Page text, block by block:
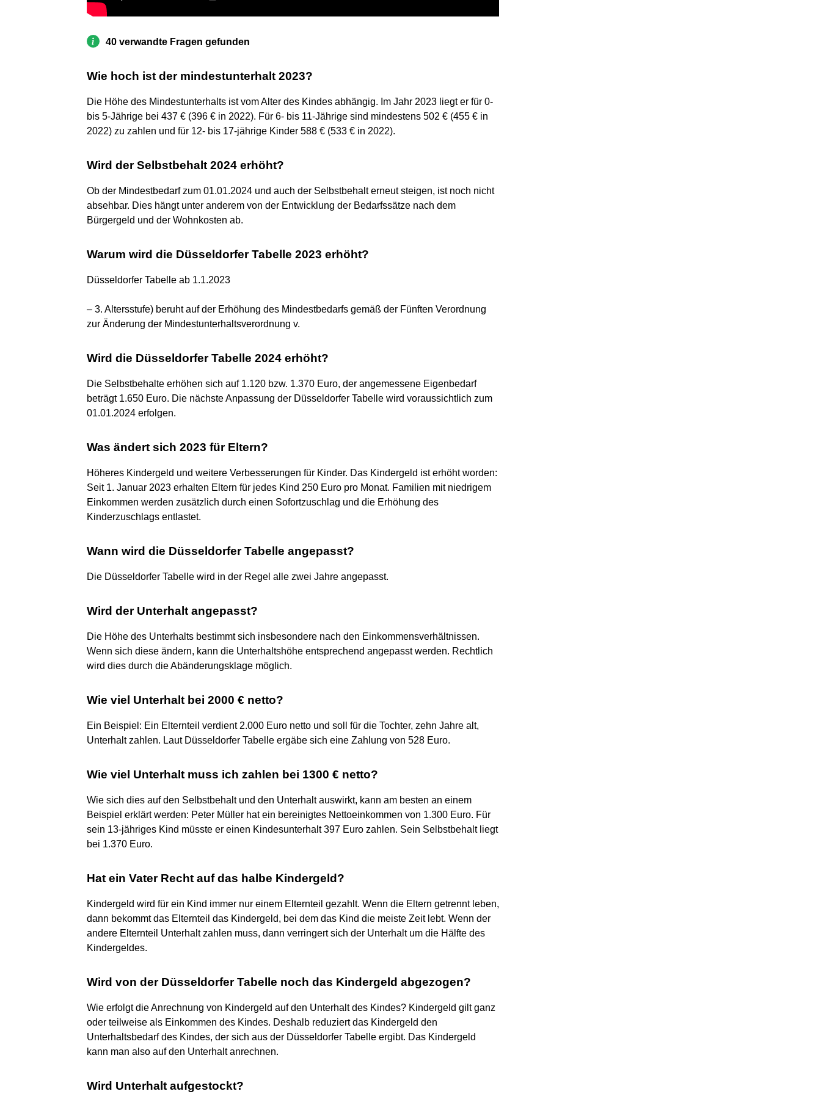
40 verwandte Fragen gefunden
Wie hoch ist der mindestunterhalt 2023?
Die Höhe des Mindestunterhalts ist vom Alter des Kindes abhängig. Im Jahr 2023 liegt er für 0-
bis 5-Jährige bei 437 € (396 € in 2022). Für 6- bis 11-Jährige sind mindestens 502 € (455 € in
2022) zu zahlen und für 12- bis 17-jährige Kinder 588 € (533 € in 2022).
Wird der Selbstbehalt 2024 erhöht?
Ob der Mindestbedarf zum 01.01.2024 und auch der Selbstbehalt erneut steigen, ist noch nicht
absehbar. Dies hängt unter anderem von der Entwicklung der Bedarfssätze nach dem
Bürgergeld und der Wohnkosten ab.
Warum wird die Düsseldorfer Tabelle 2023 erhöht?
Düsseldorfer Tabelle ab 1.1.2023
– 3. Altersstufe) beruht auf der Erhöhung des Mindestbedarfs gemäß der Fünften Verordnung
zur Änderung der Mindestunterhaltsverordnung v.
Wird die Düsseldorfer Tabelle 2024 erhöht?
Die Selbstbehalte erhöhen sich auf 1.120 bzw. 1.370 Euro, der angemessene Eigenbedarf
beträgt 1.650 Euro. Die nächste Anpassung der Düsseldorfer Tabelle wird voraussichtlich zum
01.01.2024 erfolgen.
Was ändert sich 2023 für Eltern?
Höheres Kindergeld und weitere Verbesserungen für Kinder. Das Kindergeld ist erhöht worden:
Seit 1. Januar 2023 erhalten Eltern für jedes Kind 250 Euro pro Monat. Familien mit niedrigem
Einkommen werden zusätzlich durch einen Sofortzuschlag und die Erhöhung des
Kinderzuschlags entlastet.
Wann wird die Düsseldorfer Tabelle angepasst?
Die Düsseldorfer Tabelle wird in der Regel alle zwei Jahre angepasst.
Wird der Unterhalt angepasst?
Die Höhe des Unterhalts bestimmt sich insbesondere nach den Einkommensverhältnissen.
Wenn sich diese ändern, kann die Unterhaltshöhe entsprechend angepasst werden. Rechtlich
wird dies durch die Abänderungsklage möglich.
Wie viel Unterhalt bei 2000 € netto?
Ein Beispiel: Ein Elternteil verdient 2.000 Euro netto und soll für die Tochter, zehn Jahre alt,
Unterhalt zahlen. Laut Düsseldorfer Tabelle ergäbe sich eine Zahlung von 528 Euro.
Wie viel Unterhalt muss ich zahlen bei 1300 € netto?
Wie sich dies auf den Selbstbehalt und den Unterhalt auswirkt, kann am besten an einem
Beispiel erklärt werden: Peter Müller hat ein bereinigtes Nettoeinkommen von 1.300 Euro. Für
sein 13-jähriges Kind müsste er einen Kindesunterhalt 397 Euro zahlen. Sein Selbstbehalt liegt
bei 1.370 Euro.
Hat ein Vater Recht auf das halbe Kindergeld?
Kindergeld wird für ein Kind immer nur einem Elternteil gezahlt. Wenn die Eltern getrennt leben,
dann bekommt das Elternteil das Kindergeld, bei dem das Kind die meiste Zeit lebt. Wenn der
andere Elternteil Unterhalt zahlen muss, dann verringert sich der Unterhalt um die Hälfte des
Kindergeldes.
Wird von der Düsseldorfer Tabelle noch das Kindergeld abgezogen?
Wie erfolgt die Anrechnung von Kindergeld auf den Unterhalt des Kindes? Kindergeld gilt ganz
oder teilweise als Einkommen des Kindes. Deshalb reduziert das Kindergeld den
Unterhaltsbedarf des Kindes, der sich aus der Düsseldorfer Tabelle ergibt. Das Kindergeld
kann man also auf den Unterhalt anrechnen.
Wird Unterhalt aufgestockt?